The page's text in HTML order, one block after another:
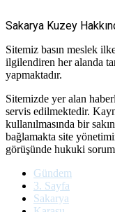
Sakarya Kuzey
Sitemiz basın meslek
ilgilendiren her alanda
yapmaktadır.
Sitemizde yer alan
servis edilmektedir.
kullanılmasında bir
bağlamakta site
görüşünde hukuki
Gündem
3. Sayfa
Sakarya